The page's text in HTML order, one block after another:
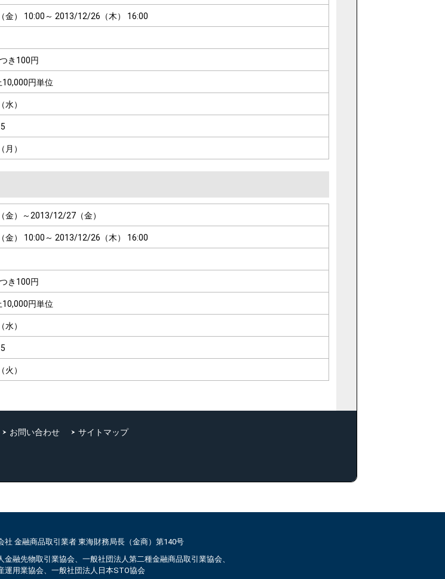
） 10:00～ 2013/12/26（木） 16:00
き 100円
10,000円単位
）
）
金）～2013/12/27（金）
） 10:00～ 2013/12/26（木） 16:00
き 100円
10,000円単位
）
）
お問い合わせ サイトマップ
社 金融商品取引業者 東海財務局長（金商）第140号
融先物取引業協会、一般社団法人第二種金融商品取引業協会、
運用業協会、一般社団法人日本STO協会